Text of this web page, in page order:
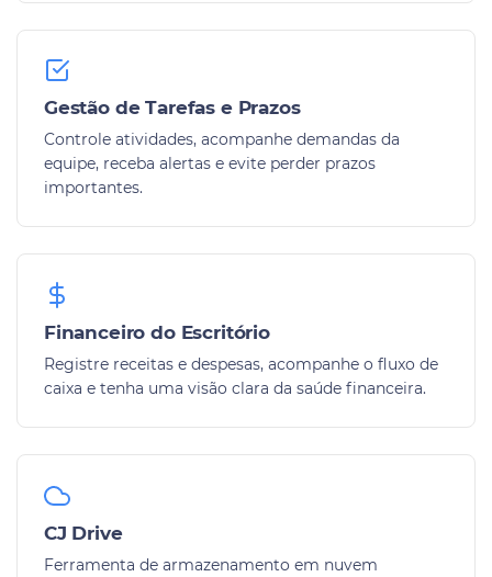
Gestão de Tarefas e Prazos
Controle atividades, acompanhe demandas da
equipe, receba alertas e evite perder prazos
importantes.
Financeiro do Escritório
Registre receitas e despesas, acompanhe o fluxo de
caixa e tenha uma visão clara da saúde financeira.
CJ Drive
Ferramenta de armazenamento em nuvem